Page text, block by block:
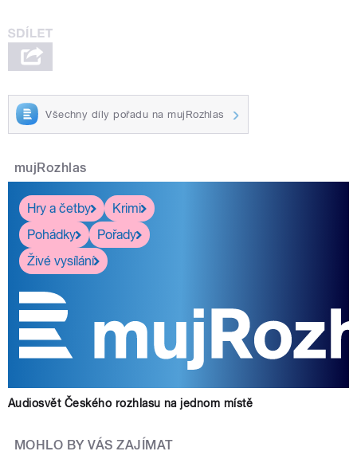
Všechny díly pořadu na mujRozhlas
mujRozhlas
Hry a četby
Krimi
Pohádky
Pořady
Živé vysílání
Audiosvět Českého rozhlasu na jednom místě
MOHLO BY VÁS ZAJÍMAT